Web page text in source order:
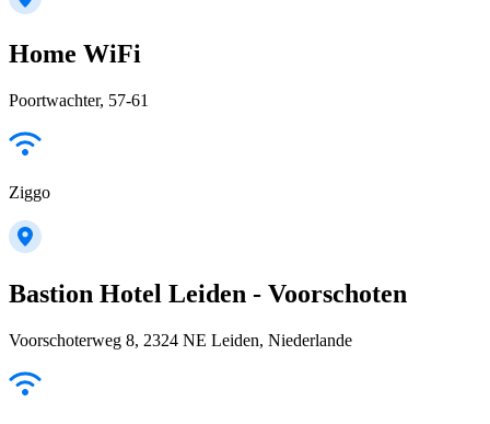
Home WiFi
Poortwachter, 57-61
Ziggo
Bastion Hotel Leiden - Voorschoten
Voorschoterweg 8, 2324 NE Leiden, Niederlande